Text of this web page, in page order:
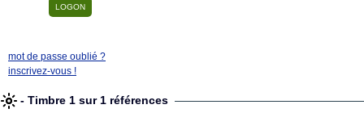
mot de passe oublié ?
inscrivez-vous !
- Timbre 1 sur 1 références